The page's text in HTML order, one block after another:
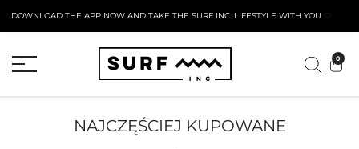
DOWNLOAD THE APP NOW AND TAKE THE SURF INC. LIFESTYLE WITH YOU 🤍
0
NAJCZĘŚCIEJ KUPOWANE
AKTYWNY FORMULARZ ZWROTU